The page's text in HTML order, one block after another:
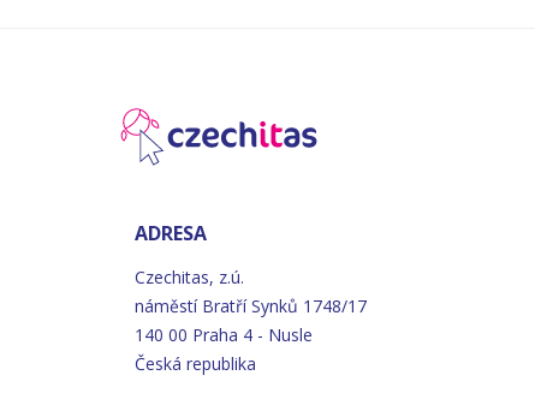
ADRESA
Czechitas, z.ú.
náměstí Bratří Synků 1748/17
140 00 Praha 4 - Nusle
Česká republika